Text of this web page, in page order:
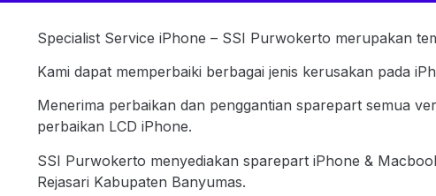
Specialist Service iPhone – SSI Purwokerto merupakan
Kami dapat memperbaiki berbagai jenis kerusakan pada
Menerima perbaikan dan penggantian sparepart semua
perbaikan LCD iPhone.
SSI Purwokerto menyediakan sparepart iPhone &
Rejasari Kabupaten Banyumas.